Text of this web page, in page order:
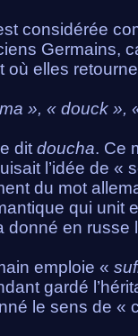
considérée
Germains,
où elles
», « douck »,
dit doucha. Ce
l’idée de «
du mot
qui unit
donné en
emploie «
gardé
le sens de «